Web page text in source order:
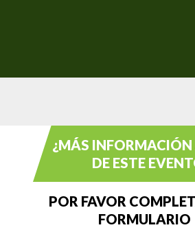
¿MÁS INFORMACIÓN
DE ESTE
POR FAVOR
FORMULARIO